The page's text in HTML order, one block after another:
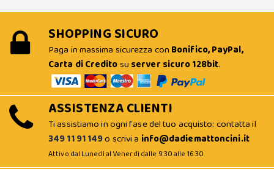
SHOPPING SICURO
Paga in massima sicurezza con Bonifico, PayPal,
Carta di Creditosu server sicuro 128bit.
ASSISTENZA CLIENTI
Ti assistiamo in ogni fase del tuo acquisto: contatta il
349 11 91 149o scrivi a info@dadiemattoncini.it
Attivo dal Lunedì al Venerdì dalle 9:30 alle 16:30